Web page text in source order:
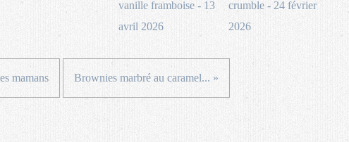
vanille framboise - 13
avril 2026
crumble - 24 février
2026
mamans Brownies marbré au caramel... »